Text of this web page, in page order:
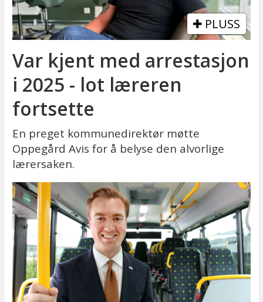
PLUSS
Var kjent med arrestasjon
i 2025 - lot læreren
fortsette
En preget kommunedirektør møtte
Oppegård Avis for å belyse den alvorlige
lærersaken.